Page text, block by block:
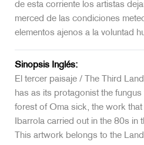
de esta corriente los artistas
merced de las condiciones
elementos ajenos a la voluntad
Sinopsis Inglés:
El tercer paisaje / The Third
has as its protagonist the fungus
forest of Oma sick, the work
Ibarrola carried out in the 80s in
This artwork belongs to the